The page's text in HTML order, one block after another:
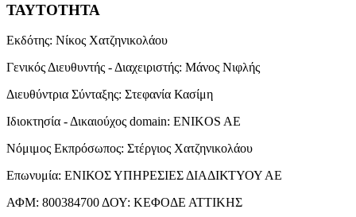
ΤΑΥΤΟΤΗΤΑ
Εκδότης: Νίκος Χατζηνικολάου
Γενικός Διευθυντής - Διαχειριστής: Μάνος Νιφλής
Διευθύντρια Σύνταξης: Στεφανία Κασίμη
Ιδιοκτησία - Δικαιούχος domain: ENIKOS AE
Νόμιμος Εκπρόσωπος: Στέργιος Χατζηνικολάου
Επωνυμία: ΕΝΙΚΟΣ ΥΠΗΡΕΣΙΕΣ ΔΙΑΔΙΚΤΥΟΥ ΑΕ
ΑΦΜ: 800384700 ΔΟΥ: ΚΕΦΟΔΕ ΑΤΤΙΚΗΣ